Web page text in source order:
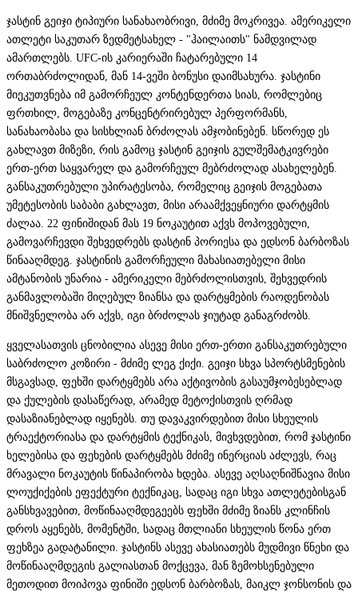
ჯასტინ გეიჯი ტიპიური სანახაობრივი, მძიმე მოკრივეა. ამერიკელი
ათლეტი საკუთარ ზედმეტსახელ - "ჰაილაითს" ნამდვილად
ამართლებს. UFC-ის კარიერაში ჩატარებული 14
ორთაბრძოლიდან, მან 14-ვეში ბონუსი დაიმსახურა. ჯასტინი
მიეკუთვნება იმ გამორჩეულ კონტენდერთა სიას, რომლებიც
ფრთხილ, მოგებაზე კონცენტრირებულ პერფორმანს,
სანახაობასა და სისხლიან ბრძოლას ამჯობინებენ. სწორედ ეს
გახლავთ მიზეზი, რის გამოც ჯასტინ გეიჯის გულშემატკივრები
ერთ-ერთ საყვარელ და გამორჩეულ მებრძოლად ასახელებენ.
განსაკუთრებული უპირატესობა, რომელიც გეიჯის მოგებათა
უმეტესობის საბაბი გახლავთ, მისი არაამქვეყნიური დარტყმის
ძალაა. 22 ფინიშიდან მას 19 ნოკაუტით აქვს მოპოვებული,
გამოვარჩევდი შეხვედრებს დასტინ პორიესა და ედსონ ბარბოზას
წინააღმდეგ. ჯასტინის გამორჩეული მახასიათებელი მისი
ამტანობის უნარია - ამერიკელი მებრძოლისთვის, შეხვედრის
განმავლობაში მიღებულ ზიანსა და დარტყმების რაოდენობას
მნიშვნელობა არ აქვს, იგი ბრძოლას ჯიუტად განაგრძობს.
ყველასათვის ცნობილია ასევე მისი ერთ-ერთი განსაკუთრებული
საბრძოლო კოზირი - მძიმე ლეგ ქიქი. გეიჯი სხვა სპორტსმენების
მსგავსად, ფეხში დარტყმებს არა აქტივობის გასაუმჯობესებლად
და ქულების დასაწერად, არამედ მეტოქისთვის ღრმად
დასაზიანებლად იყენებს. თუ დავაკვირდებით მისი სხეულის
ტრაექტორიასა და დარტყმის ტექნიკას, მივხვდებით, რომ ჯასტინი
ხელებისა და ფეხების დარტყმებს მძიმე ინერციას აძლევს, რაც
მრავალი ნოკაუტის წინაპირობა ხდება. ასევე აღსაღნიშნავია მისი
ლოუქიქების ეფექტური ტექნიკაც, სადაც იგი სხვა ათლეტებისგან
განსხვავებით, მოწინააღმდეგეებს ფეხში მძიმე ზიანს კლინჩის
დროს აყენებს, მომენტში, სადაც მთლიანი სხეულის წონა ერთ
ფეხზეა გადატანილი. ჯასტინს ასევე ახასიათებს მუდმივი წნეხი და
მოწინააღმდეგის გალიასთან მოქცევა, მან ზემოხსენებული
მეთოდით მოიპოვა ფინიში ედსონ ბარბოზას, მაიკლ ჯონსონის და